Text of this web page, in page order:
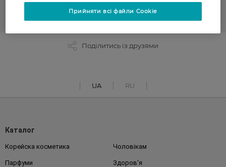
Поділитись із друзями
UA RU
Каталог
Корейска косметика Чоловікам
Парфуми Здоров'я
Прийняти всі файли Cookie